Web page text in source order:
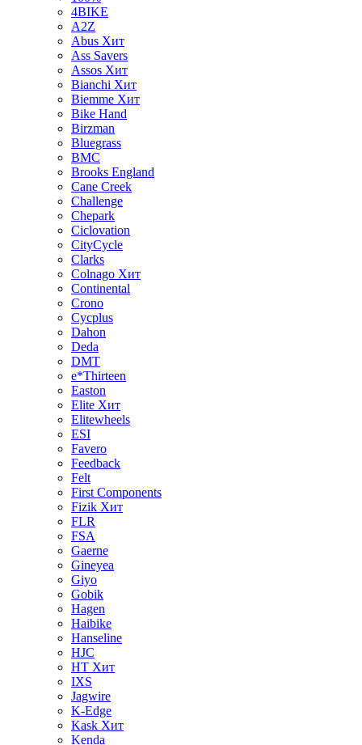
4BIKE
A2Z
Abus Хит
Ass Savers
Assos Хит
Bianchi Хит
Biemme Хит
Bike Hand
Birzman
Bluegrass
BMC
Brooks England
Cane Creek
Challenge
Chepark
Ciclovation
CityCycle
Clarks
Colnago Хит
Continental
Crono
Cycplus
Dahon
Deda
DMT
e*Thirteen
Easton
Elite Хит
Elitewheels
ESI
Favero
Feedback
Felt
First Components
Fizik Хит
FLR
FSA
Gaerne
Gineyea
Giyo
Gobik
Hagen
Haibike
Hanseline
HJC
HT Хит
IXS
Jagwire
K-Edge
Kask Хит
Kenda